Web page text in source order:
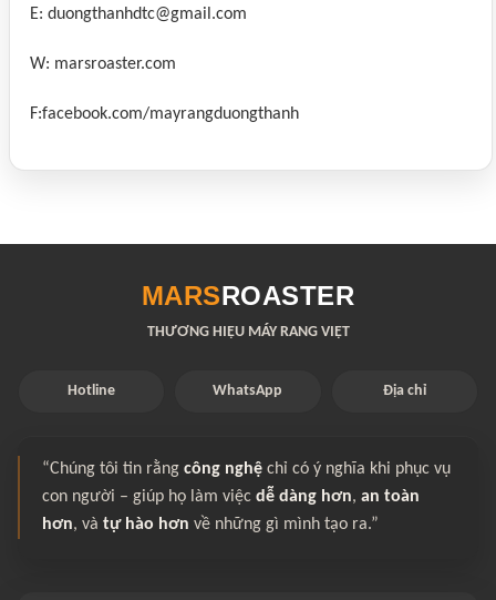
E: duongthanhdtc@gmail.com
W: marsroaster.com
F:facebook.com/mayrangduongthanh
MARSROASTER
THƯƠNG HIỆU MÁY RANG VIỆT
Hotline WhatsApp Địa chỉ
“Chúng tôi tin rằng công nghệ chỉ có ý nghĩa khi phục vụ
con người – giúp họ làm việc dễ dàng hơn, an toàn
hơn, và tự hào hơn về những gì mình tạo ra.”